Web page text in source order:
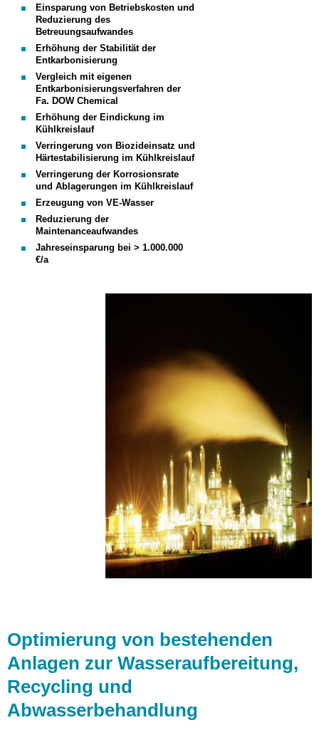
Einsparung von Betriebskosten und
Reduzierung des
Betreuungsaufwandes
Erhöhung der Stabilität der
Entkarbonisierung
Vergleich mit eigenen
Entkarbonisierungsverfahren der
Fa. DOW Chemical
Erhöhung der Eindickung im
Kühlkreislauf
Verringerung von Biozideinsatz und
Härtestabilisierung im Kühlkreislauf
Verringerung der Korrosionsrate
und Ablagerungen im Kühlkreislauf
Erzeugung von VE-Wasser
Reduzierung der
Maintenanceaufwandes
Jahreseinsparung bei > 1.000.000
€/a
Optimierung von bestehenden
Anlagen zur Wasseraufbereitung,
Recycling und
Abwasserbehandlung